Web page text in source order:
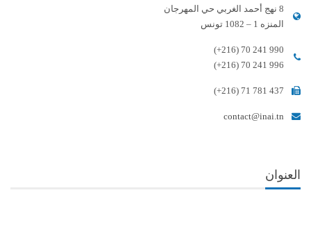
8 نهج أحمد الغربي حي المهرجان
المنزه 1 – 1082 تونس
(+216) 70 241 990
(+216) 70 241 996
(+216) 71 781 437
contact@inai.tn
العنوان